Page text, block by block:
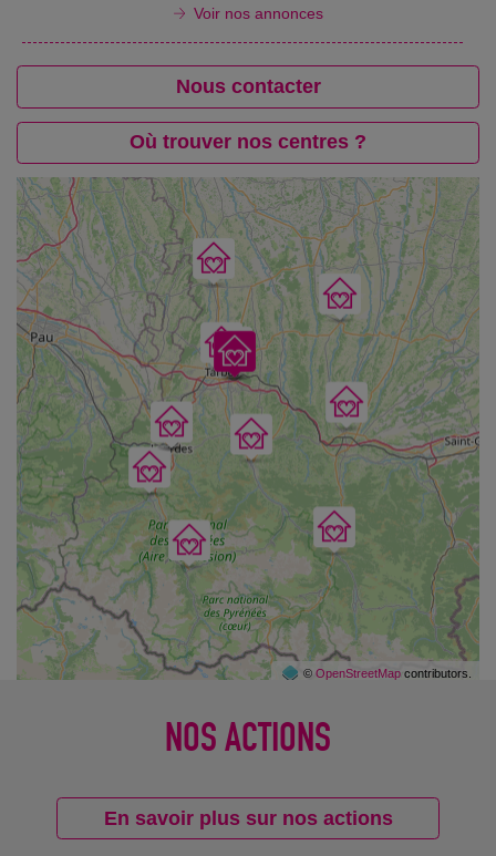
Voir nos annonces
Nous contacter
Où trouver nos centres ?
© OpenStreetMapcontributors.
NOS ACTIONS
En savoir plus sur nos actions